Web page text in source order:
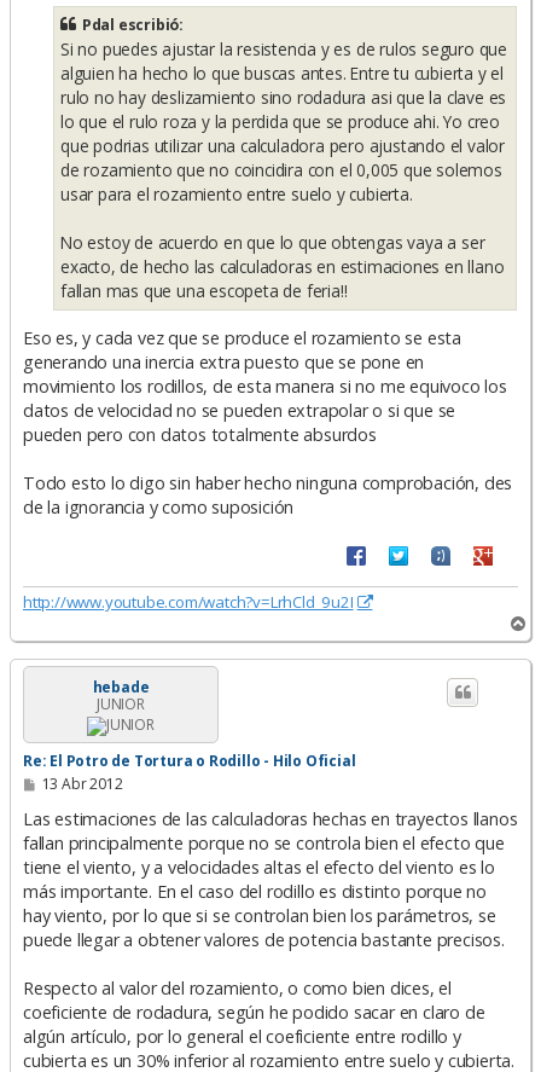
Pdal escribió:
Si no puedes ajustar la resistencia y es de rulos seguro que
alguien ha hecho lo que buscas antes. Entre tu cubierta y el
rulo no hay deslizamiento sino rodadura asi que la clave es
lo que el rulo roza y la perdida que se produce ahi. Yo creo
que podrias utilizar una calculadora pero ajustando el valor
de rozamiento que no coincidira con el 0,005 que solemos
usar para el rozamiento entre suelo y cubierta.
No estoy de acuerdo en que lo que obtengas vaya a ser
exacto, de hecho las calculadoras en estimaciones en llano
fallan mas que una escopeta de feria!!
Eso es, y cada vez que se produce el rozamiento se esta
generando una inercia extra puesto que se pone en
movimiento los rodillos, de esta manera si no me equivoco los
datos de velocidad no se pueden extrapolar o si que se
pueden pero con datos totalmente absurdos
Todo esto lo digo sin haber hecho ninguna comprobación, des
de la ignorancia y como suposición
http://www.youtube.com/watch?v=LrhCld_9u2I
r
r
hebade
JUNIOR
Re: El Potro de Tortura o Rodillo - Hilo Oficial
M
n
s
a
j
e
13 Abr 2012
Las estimaciones de las calculadoras hechas en trayectos llanos
fallan principalmente porque no se controla bien el efecto que
tiene el viento, y a velocidades altas el efecto del viento es lo
más importante. En el caso del rodillo es distinto porque no
hay viento, por lo que si se controlan bien los parámetros, se
puede llegar a obtener valores de potencia bastante precisos.
Respecto al valor del rozamiento, o como bien dices, el
coeficiente de rodadura, según he podido sacar en claro de
algún artículo, por lo general el coeficiente entre rodillo y
cubierta es un 30% inferior al rozamiento entre suelo y cubierta.